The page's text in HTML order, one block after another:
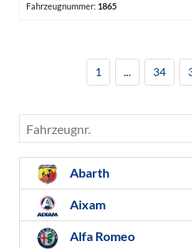
Fahrzeugnummer: 1865
1 ... 34
Fahrzeugnr.
Abarth
Aixam
Alfa Romeo